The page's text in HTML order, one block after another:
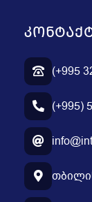
(+995
(+995)